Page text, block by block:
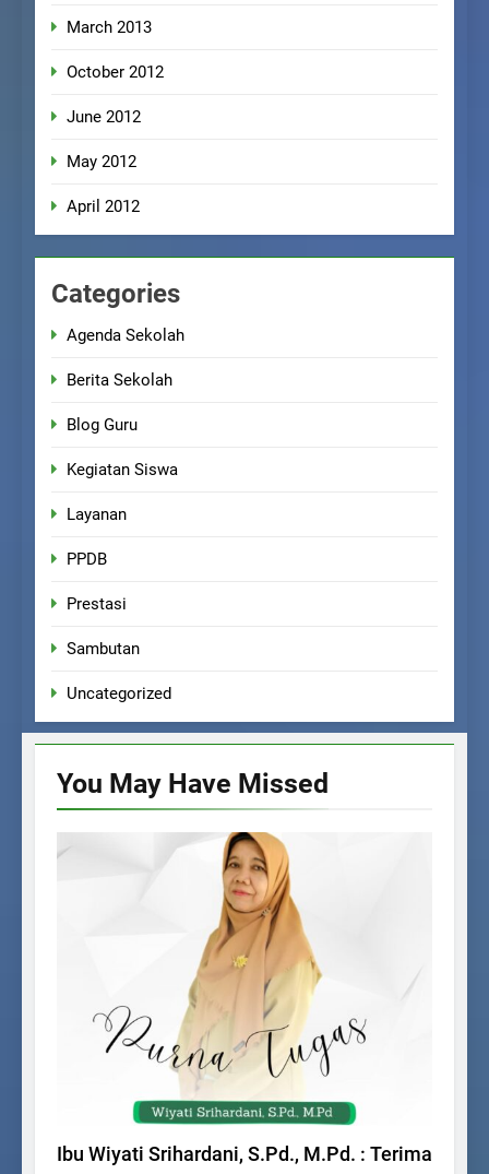
March 2013
October 2012
June 2012
May 2012
April 2012
Categories
Agenda Sekolah
Berita Sekolah
Blog Guru
Kegiatan Siswa
Layanan
PPDB
Prestasi
Sambutan
Uncategorized
You May Have Missed
BERITA SEKOLAH
Ibu Wiyati Srihardani, S.Pd., M.Pd. : Terima